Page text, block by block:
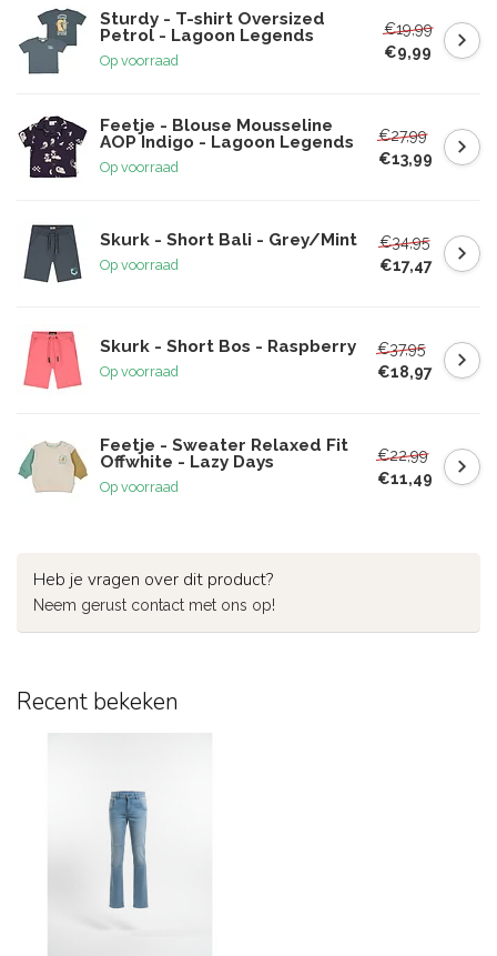
Sturdy - T-shirt Oversized
Petrol - Lagoon Legends
Op voorraad
€19,99
€9,99
Feetje - Blouse Mousseline
AOP Indigo - Lagoon Legends
Op voorraad
€27,99
€13,99
Skurk - Short Bali - Grey/Mint
Op voorraad
€34,95
€17,47
Skurk - Short Bos - Raspberry
Op voorraad
€37,95
€18,97
Feetje - Sweater Relaxed Fit
Offwhite - Lazy Days
Op voorraad
€22,99
€11,49
Heb je vragen over dit product?
Neem gerust contact met ons op!
Recent bekeken